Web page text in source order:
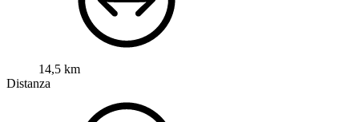
14,5 km
Distanza